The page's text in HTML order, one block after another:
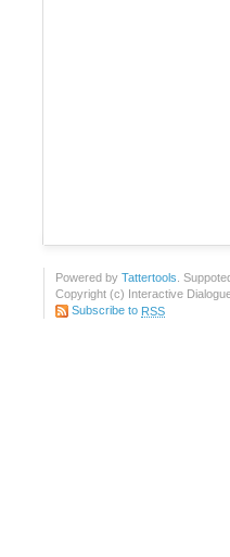
Powered by Tattertools .
Copyright (c) Interactive
Subscribe to RSS